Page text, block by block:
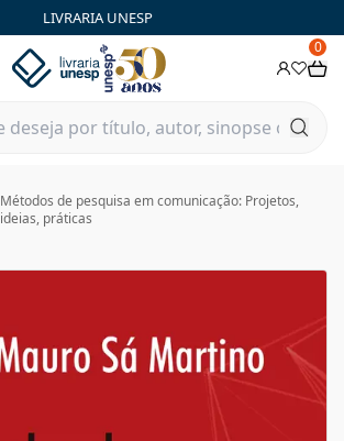
LIVRARIA UNESP
0
Métodos de pesquisa em comunicação: Projetos,
ideias, práticas